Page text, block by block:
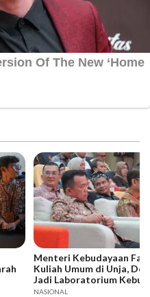
Menteri Kebudayaan
Kuliah Umum di Unja,
Jadi Laboratorium
NASIONAL